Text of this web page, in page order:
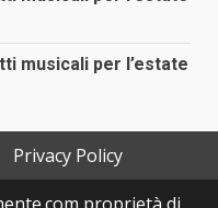
musicali per l’estate
Privacy Policy